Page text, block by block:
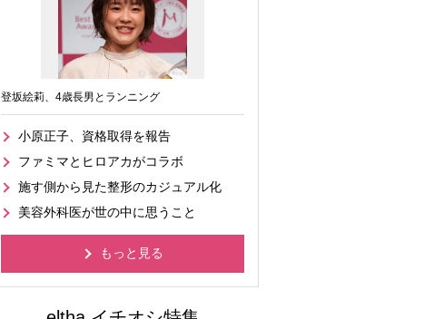
登坂絵莉、4歳長男とランニング
小原正子、資格取得を報告
ファミマとヒロアカがコラボ
施す側から見た整形のカジュアル化
美容外科医が世の中に思うこと
もっと見る